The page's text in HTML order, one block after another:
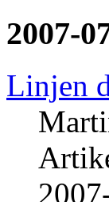
2007-
Linjen